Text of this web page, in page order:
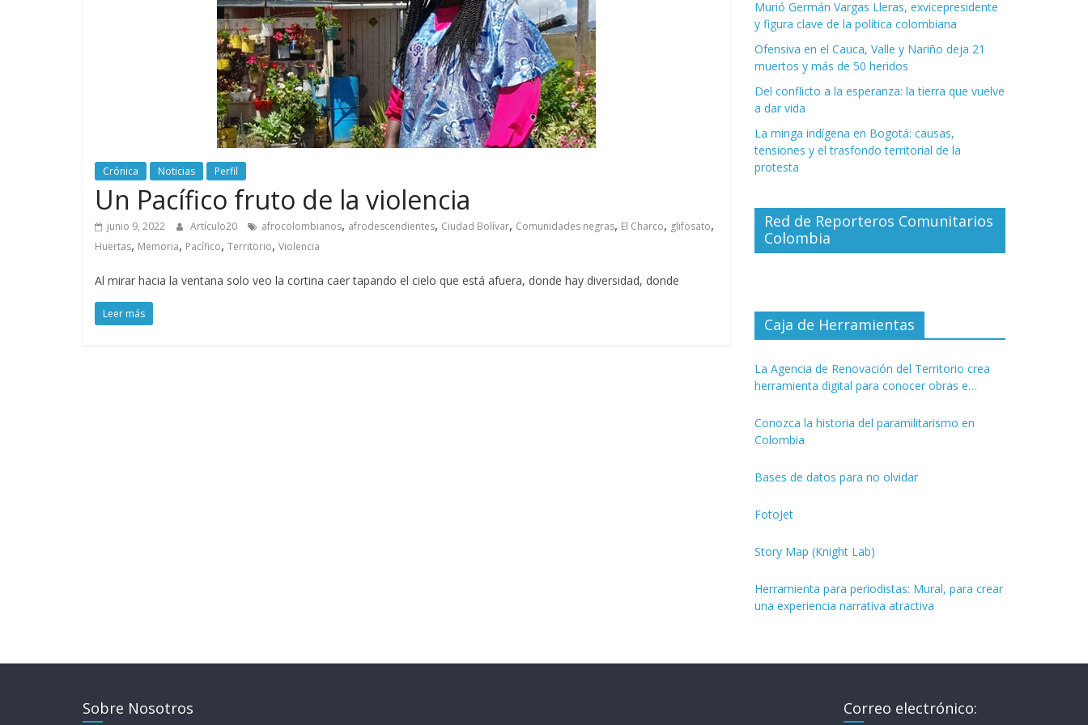
Crónica Noticias Perfil
Un Pacífico fruto de la violencia
junio 9, 2022 Artículo20 afrocolombianos, afrodescendientes, Ciudad Bolívar, Comunidades negras, El Charco, glifosato,
Huertas, Memoria, Pacífico, Territorio, Violencia
Al mirar hacia la ventana solo veo la cortina caer tapando el cielo que está afuera, donde hay diversidad, donde
Leer más
Murió Germán Vargas Lleras, exvicepresidente
y figura clave de la política colombiana
Ofensiva en el Cauca, Valle y Nariño deja 21
muertos y más de 50 heridos
Del conflicto a la esperanza: la tierra que vuelve
a dar vida
La minga indígena en Bogotá: causas,
tensiones y el trasfondo territorial de la
protesta
Red de Reporteros Comunitarios
Colombia
Caja de Herramientas
La Agencia de Renovación del Territorio crea
herramienta digital para conocer obras e
Conozca la historia del paramilitarismo en
Colombia
Bases de datos para no olvidar
FotoJet
Story Map (Knight Lab)
Herramienta para periodistas: Mural, para crear
una experiencia narrativa atractiva
Sobre Nosotros Correo electrónico: